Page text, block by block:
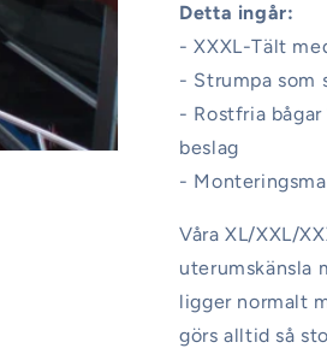
Detta ingår:
- XXXL-Tält
- Strumpa som
- Rostfria
beslag
-
Våra XL/XXL/
uterumskänsla
ligger normalt
görs alltid så